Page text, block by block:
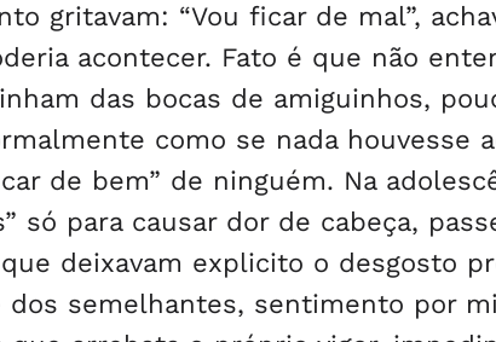
gritavam: “Vou ficar de mal”,
acontecer. Fato é que não
das bocas de amiguinhos,
como se nada houvesse
de bem” de ninguém. Na
só para causar dor de cabeça,
deixavam explicito o desgosto
dos semelhantes, sentimento por